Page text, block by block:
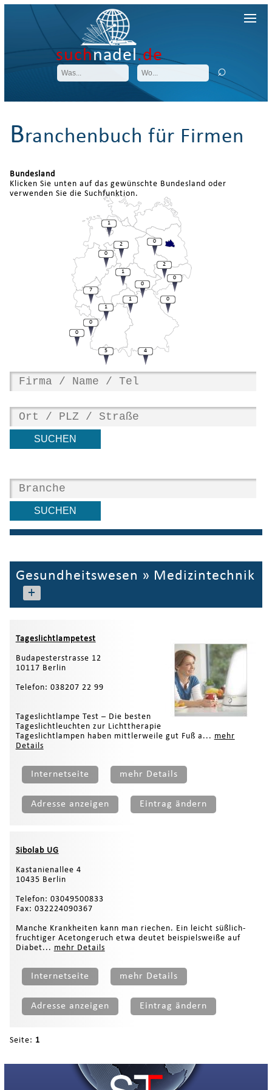
suchnadel.de
Branchenbuch für Firmen
Bundesland
Klicken Sie unten auf das gewünschte Bundesland oder
verwenden Sie die Suchfunktion.
0
0
7
2
0
0
2
1
0
1
0
1
0
5
1
4
Gesundheitswesen » Medizintechnik
+
Tageslichtlampetest
Budapesterstrasse 12
10117 Berlin
Telefon: 038207 22 99
Tageslichtlampe Test – Die besten
Tageslichtleuchten zur Lichttherapie
Tageslichtlampen haben mittlerweile gut Fuß a... mehr
Details
Internetseite mehr Details
Adresse anzeigen Eintrag ändern
Sibolab UG
Kastanienallee 4
10435 Berlin
Telefon: 03049500833
Fax: 032224090367
Manche Krankheiten kann man riechen. Ein leicht süßlich-
fruchtiger Acetongeruch etwa deutet beispielsweiße auf
Diabet... mehr Details
Internetseite mehr Details
Adresse anzeigen Eintrag ändern
Seite: 1